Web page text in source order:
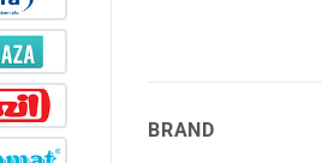
BRAND